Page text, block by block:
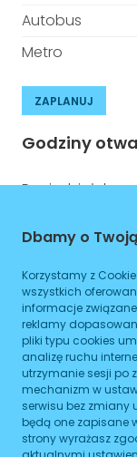
Autobus
Metro
ZAPLANUJ
Godziny
Poniedziałek
Czwartek
Piątek
Sobota
Niedziela
Dbamy o
Korzystamy z
wszystkich
informacje
reklamy
pliki typu cookies
analizę ruchu
utrzymanie sesji po
mechanizm w
serwisu bez zmiany
będą one zapisane
strony wyrażasz